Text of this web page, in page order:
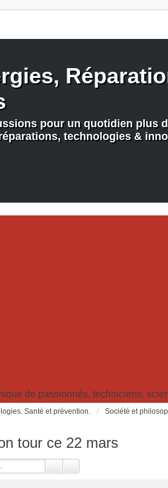
pour un quotidien plus
technologies &
de passionnés, techniciens,
Santé et prévention. Société et
tour ce 22 mars